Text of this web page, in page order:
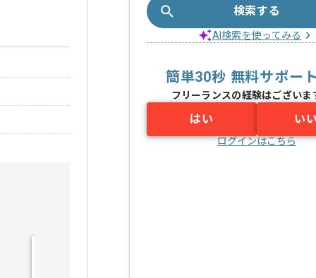
検索する
AI検索を使ってみる
簡単30秒 無料サポー
フリーランスの経験はございま
はい い
ログインはこちら